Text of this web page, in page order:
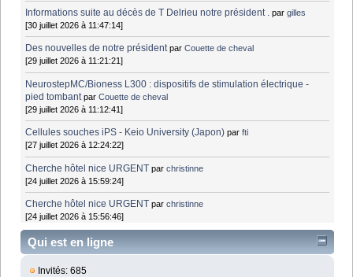
Informations suite au décès de T Delrieu notre président . pargilles
[30 juillet 2026 à 11:47:14]
Des nouvelles de notre président parCouette de cheval
[29 juillet 2026 à 11:21:21]
NeurostepMC/Bioness L300 : dispositifs de stimulation électrique -
pied tombant parCouette de cheval
[29 juillet 2026 à 11:12:41]
Cellules souches iPS - Keio University (Japon) parfti
[27 juillet 2026 à 12:24:22]
Cherche hôtel nice URGENT parchristinne
[24 juillet 2026 à 15:59:24]
Cherche hôtel nice URGENT parchristinne
[24 juillet 2026 à 15:56:46]
Qui est en ligne
Invités: 685